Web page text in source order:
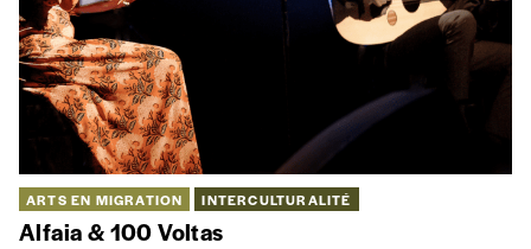
ARTS EN MIGRATION INTERCULTURALITÉ
Alfaia & 100 Voltas